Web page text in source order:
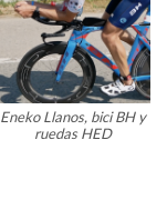
Eneko Llanos, bici BH y
ruedas HED